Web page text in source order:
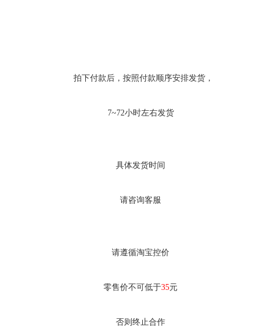
拍下付款后，按照付款顺序安排发货，
7~72小时左右发货
具体发货时间
请咨询客服
请遵循淘宝控价
零售价不可低于35元
否则终止合作